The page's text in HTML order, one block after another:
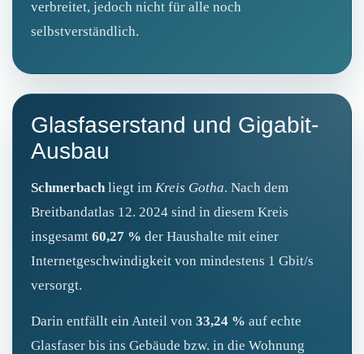
verbreitet, jedoch nicht für alle noch
selbstverständlich.
Glasfaserstand und Gigabit-
Ausbau
Schmerbach liegt im Kreis Gotha. Nach dem
Breitbandatlas 12. 2024 sind in diesem Kreis
insgesamt 60,27 % der Haushalte mit einer
Internetgeschwindigkeit von mindestens 1 Gbit/s
versorgt.
Darin entfällt ein Anteil von 33,24 % auf echte
Glasfaser bis ins Gebäude bzw. in die Wohnung